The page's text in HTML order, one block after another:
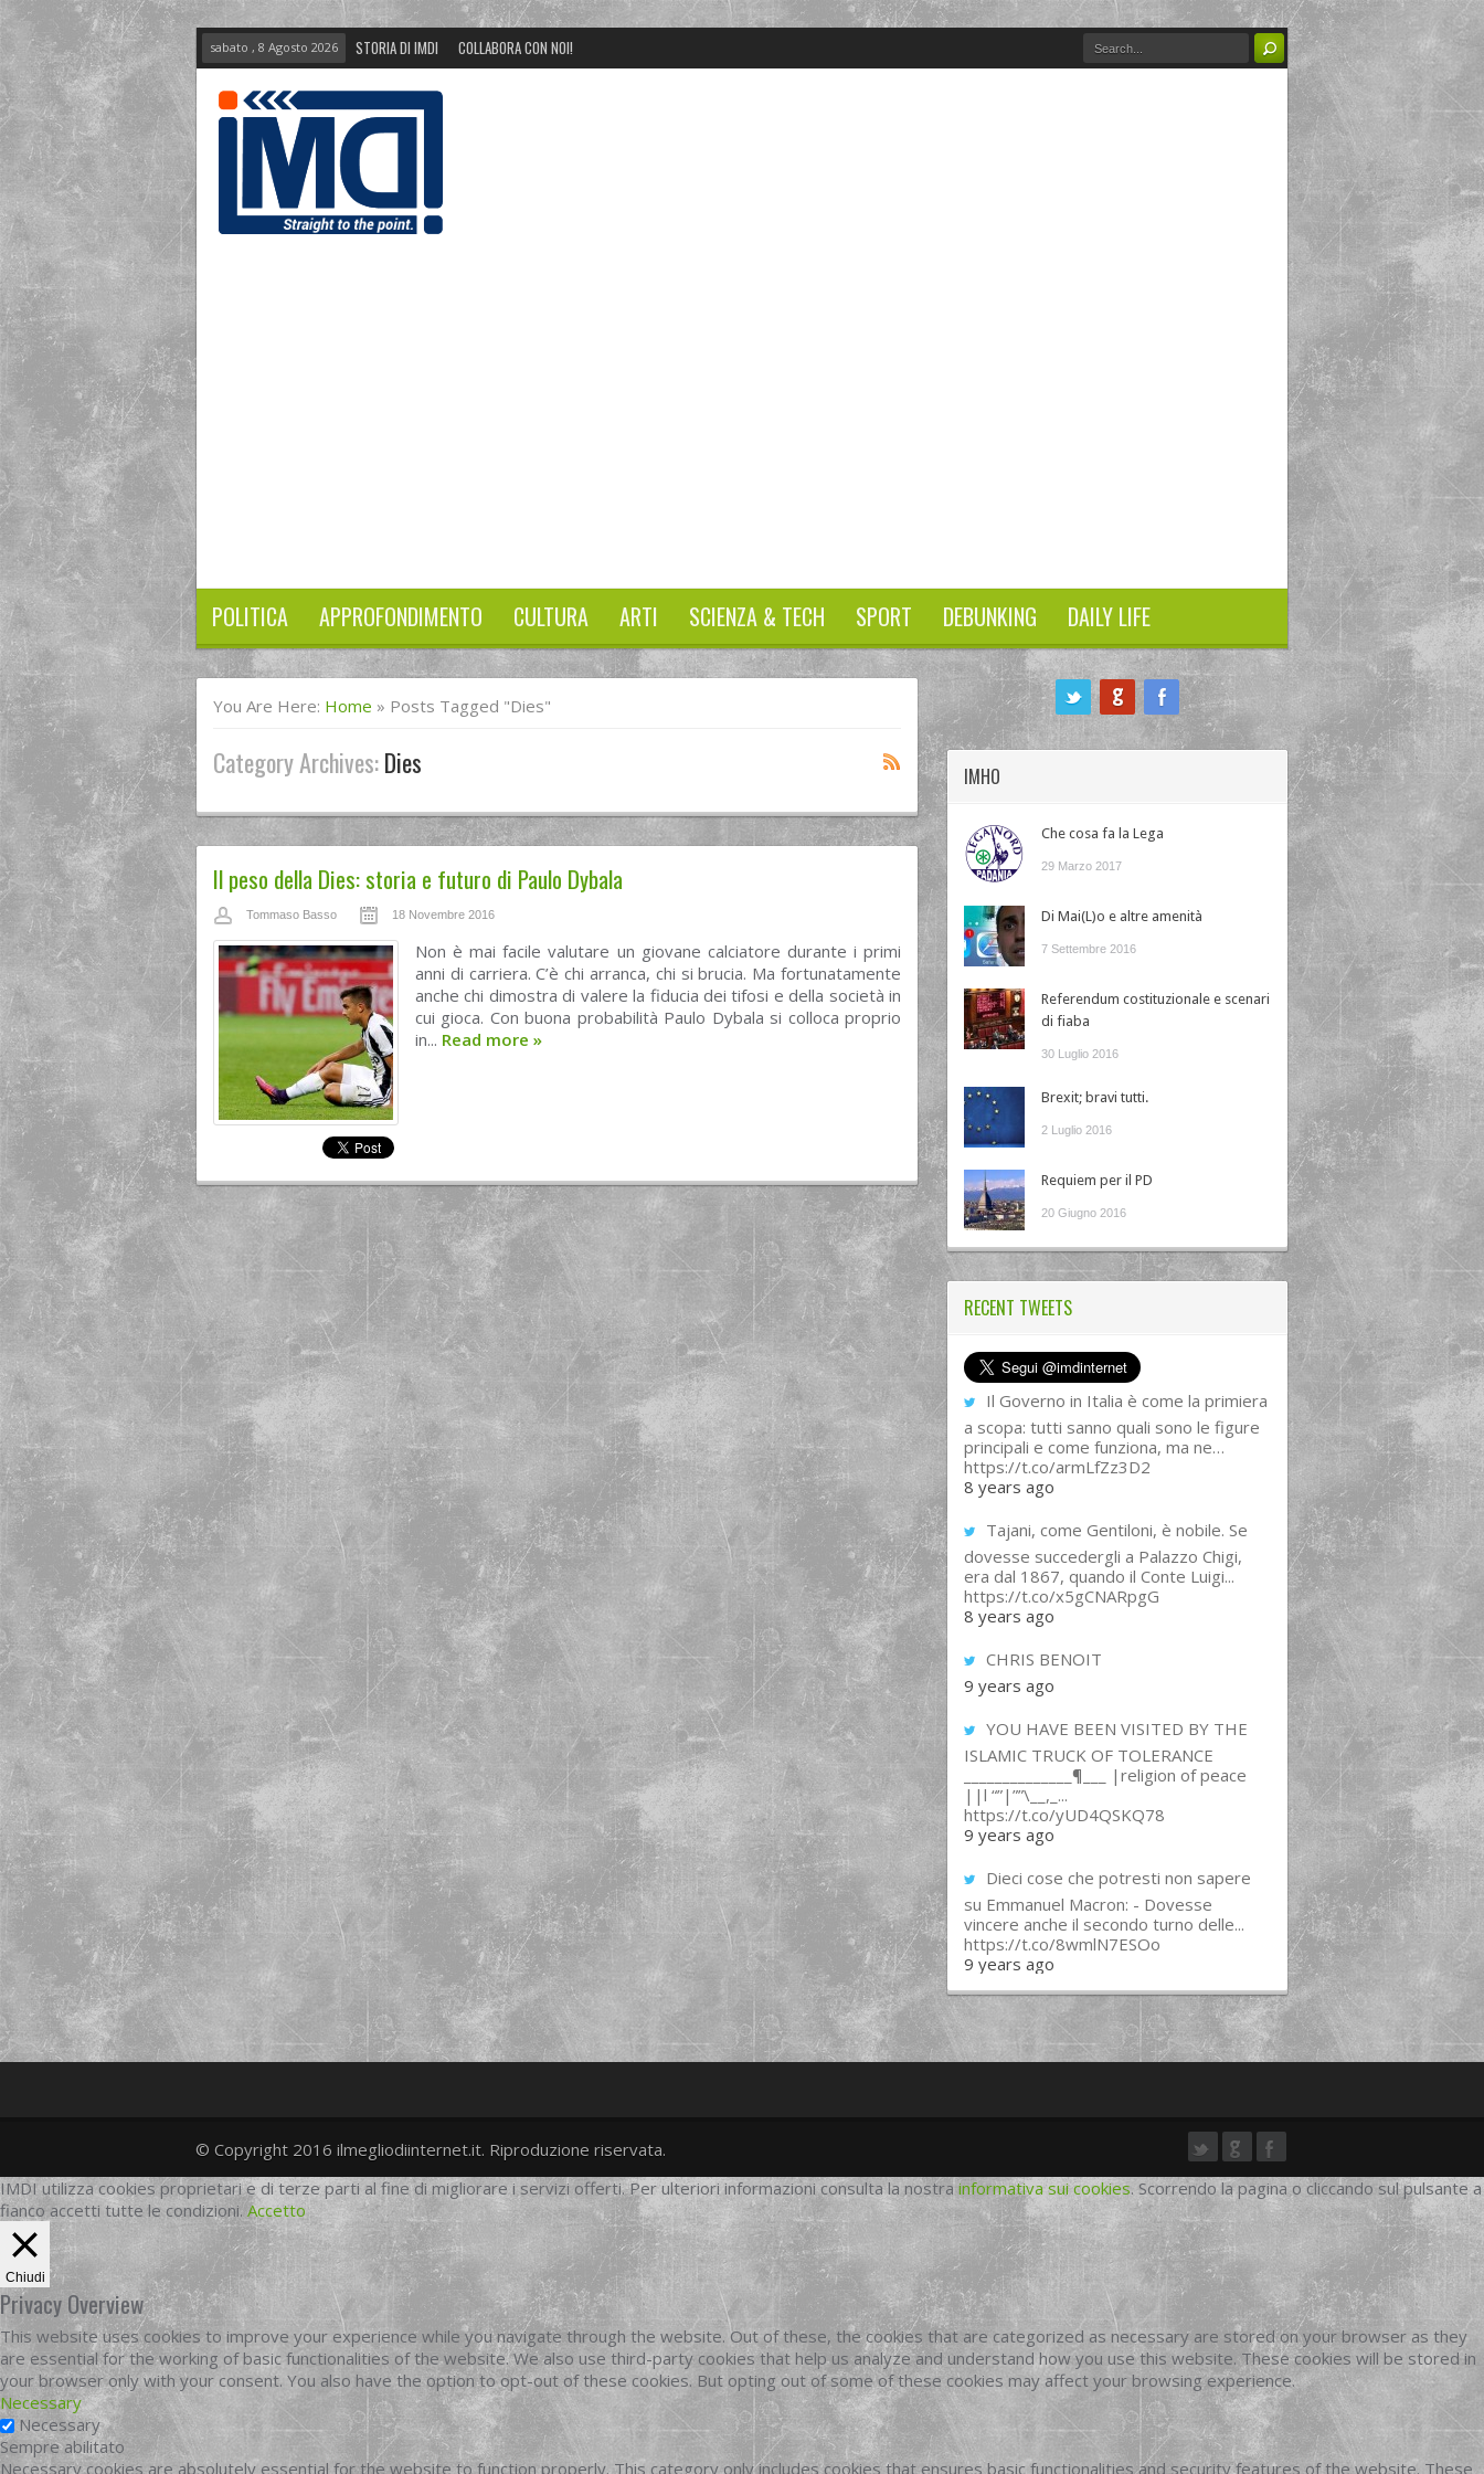
sabato , 8 Agosto 2026 STORIA DI IMDI COLLABORA CON NOI!
POLITICA APPROFONDIMENTO CULTURA ARTI SCIENZA & TECH SPORT DEBUNKING DAILY LIFE
You Are Here: Home » Posts Tagged "Dies"
Category Archives:Dies
Il peso della Dies: storia e futuro di Paulo Dybala
Tommaso Basso 18 Novembre 2016
Non è mai facile valutare un giovane calciatore durante i primi
anni di carriera. C’è chi arranca, chi si brucia. Ma fortunatamente
anche chi dimostra di valere la fiducia dei tifosi e della società in
cui gioca. Con buona probabilità Paulo Dybala si colloca proprio
in... Read more »
IMHO
Che cosa fa la Lega
29 Marzo 2017
Di Mai(L)o e altre amenità
7 Settembre 2016
Referendum costituzionale e scenari
di fiaba
30 Luglio 2016
Brexit; bravi tutti.
2 Luglio 2016
Requiem per il PD
20 Giugno 2016
RECENT TWEETS
Il Governo in Italia è come la primiera
a scopa: tutti sanno quali sono le figure
principali e come funziona, ma ne…
https://t.co/armLfZz3D2
8 years ago
Tajani, come Gentiloni, è nobile. Se
dovesse succedergli a Palazzo Chigi,
era dal 1867, quando il Conte Luigi...
https://t.co/x5gCNARpgG
8 years ago
CHRIS BENOIT
9 years ago
YOU HAVE BEEN VISITED BY THE
ISLAMIC TRUCK OF TOLERANCE
______________¶___ |religion of peace
||l “”|””\__,_...
https://t.co/yUD4QSKQ78
9 years ago
Dieci cose che potresti non sapere
su Emmanuel Macron: - Dovesse
vincere anche il secondo turno delle...
https://t.co/8wmlN7ESOo
9 years ago
twittergoogleplus
facebook
© Copyright 2016 ilmegliodiinternet.it. Riproduzione riservata.
IMDI utilizza cookies proprietari e di terze parti al fine di migliorare i servizi offerti. Per ulteriori informazioni consulta la nostra informativa sui cookies. Scorrendo la pagina o cliccando sul pulsante a
fianco accetti tutte le condizioni. Accetto
Chiudi
Privacy Overview
This website uses cookies to improve your experience while you navigate through the website. Out of these, the cookies that are categorized as necessary are stored on your browser as they
are essential for the working of basic functionalities of the website. We also use third-party cookies that help us analyze and understand how you use this website. These cookies will be stored in
your browser only with your consent. You also have the option to opt-out of these cookies. But opting out of some of these cookies may affect your browsing experience.
Necessary
Necessary
Sempre abilitato
Necessary cookies are absolutely essential for the website to function properly. This category only includes cookies that ensures basic functionalities and security features of the website. These